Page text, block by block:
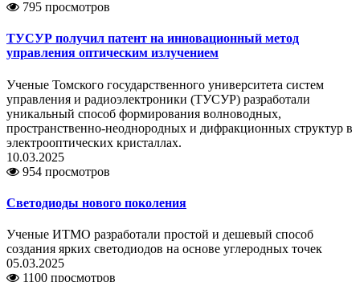
795 просмотров
ТУСУР получил патент на инновационный метод
управления оптическим излучением
Ученые Томского государственного университета систем
управления и радиоэлектроники (ТУСУР) разработали
уникальный способ формирования волноводных,
пространственно-неоднородных и дифракционных структур в
электрооптических кристаллах.
10.03.2025
954 просмотров
Светодиоды нового поколения
Ученые ИТМО разработали простой и дешевый способ
создания ярких светодиодов на основе углеродных точек
05.03.2025
1100 просмотров